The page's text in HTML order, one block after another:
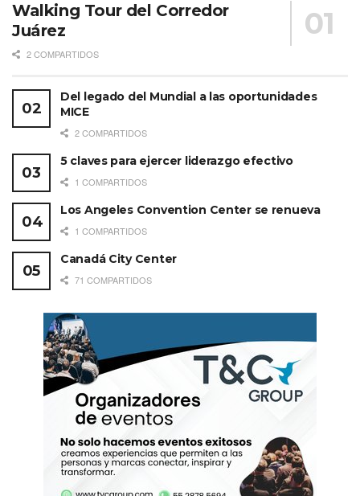
Walking Tour del Corredor
Juárez
2 COMPARTIDOS
Del legado del Mundial a las oportunidades
MICE
2 COMPARTIDOS
5 claves para ejercer liderazgo efectivo
1 COMPARTIDOS
Los Angeles Convention Center se renueva
1 COMPARTIDOS
Canadá City Center
71 COMPARTIDOS